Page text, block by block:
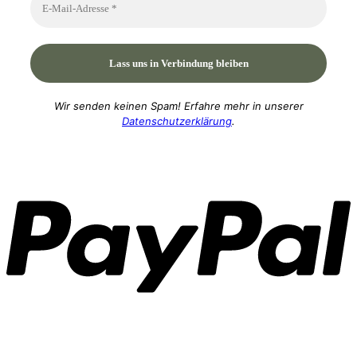
Wir senden keinen Spam! Erfahre mehr in unserer
Datenschutzerklärung.